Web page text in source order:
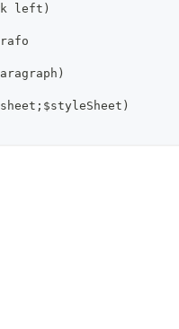
left)